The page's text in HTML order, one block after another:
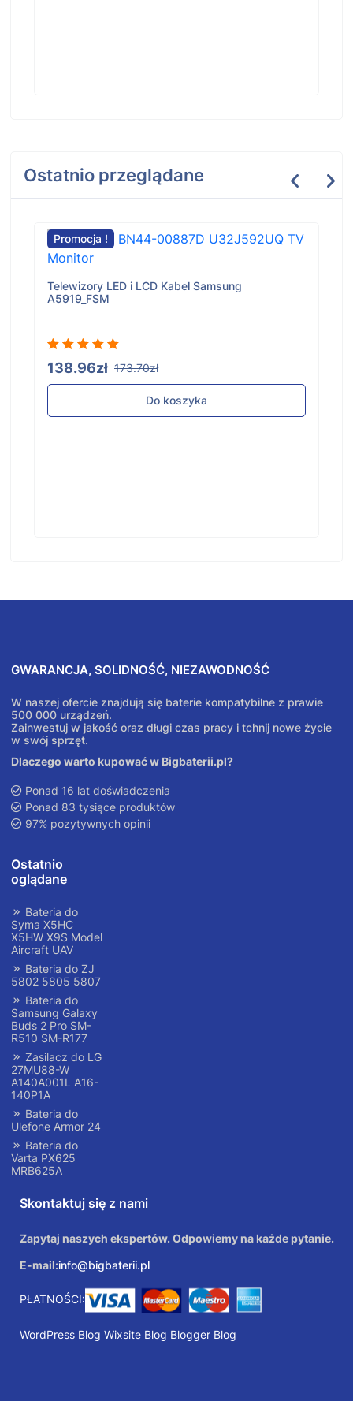
Ostatnio przeglądane
Promocja !
Telewizory LED i LCD Kabel Samsung
A5919_FSM
138.96zł 173.70zł
Do koszyka
GWARANCJA, SOLIDNOŚĆ, NIEZAWODNOŚĆ
W naszej ofercie znajdują się baterie kompatybilne z prawie
500 000 urządzeń.
Zainwestuj w jakość oraz długi czas pracy i tchnij nowe życie
w swój sprzęt.
Dlaczego warto kupować w Bigbaterii.pl?
Ponad 16 lat doświadczenia
Ponad 83 tysiące produktów
97% pozytywnych opinii
Ostatnio
oglądane
Bateria do
Syma X5HC
X5HW X9S Model
Aircraft UAV
Bateria do ZJ
5802 5805 5807
Bateria do
Samsung Galaxy
Buds 2 Pro SM-
R510 SM-R177
Zasilacz do LG
27MU88-W
A140A001L A16-
140P1A
Bateria do
Ulefone Armor 24
Bateria do
Varta PX625
MRB625A
Skontaktuj się z nami
Zapytaj naszych ekspertów. Odpowiemy na każde pytanie.
E-mail:info@bigbaterii.pl
PŁATNOŚCI:
WordPress Blog Wixsite Blog Blogger Blog